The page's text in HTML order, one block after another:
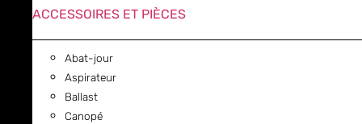
ACCESSOIRES ET PIÈCES
Abat-jour
Aspirateur
Ballast
Canopé